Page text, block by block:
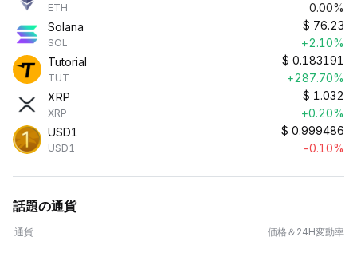
ETH
0.00%
Solana
SOL
$ 76.23
+2.10%
Tutorial
TUT
$ 0.183191
+287.70%
XRP
XRP
$ 1.032
+0.20%
USD1
USD1
$ 0.999486
-0.10%
話題の通貨
通貨 価格＆24H変動率